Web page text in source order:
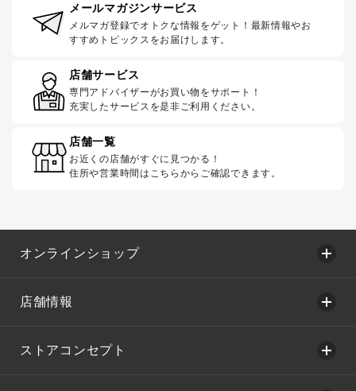
メールマガジンサービス
メルマガ登録でオトクな情報をゲット！最新情報やお
すすめトピックスをお届けします。
店舗サービス
専門アドバイザーがお買い物をサポート！
充実したサービスを是非ご利用ください。
店舗一覧
お近くの店舗がすぐに見つかる！
住所や営業時間はこちらからご確認できます。
オンラインショップ
店舗情報
ストアコンセプト